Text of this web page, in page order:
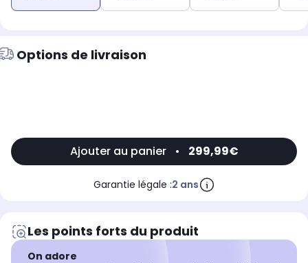
Options de livraison
Ajouter au panier • 299,99€
Garantie légale :2 ans
Les points forts du produit
On adore